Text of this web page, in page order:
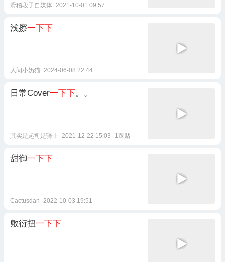
滑稽段子自媒体 2021-10-01 09:57
浅擦一下下
人间小奶猫 2024-06-08 22:44
日常Cover一下下。。
其实是起司是骑士 2021-12-22 15:03 1跟贴
甜御一下下
Cactusdan 2022-10-03 19:51
敷衍扭一下下